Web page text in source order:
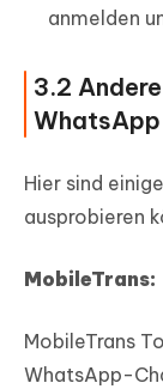
anmelden
3.2
Hier sind
ausprobieren
MobileTrans:
MobileTrans
WhatsApp-